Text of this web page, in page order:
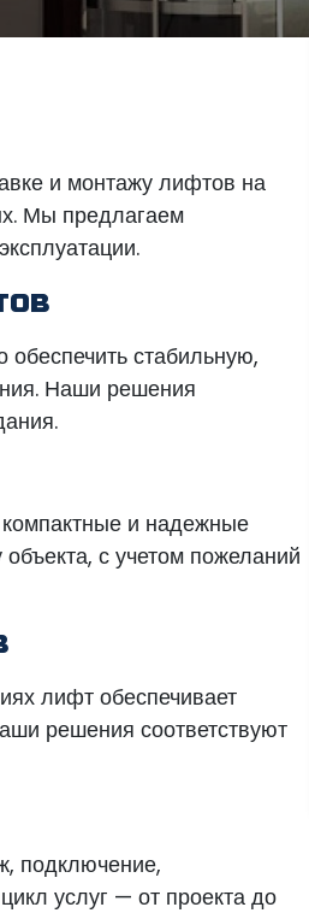
и монтажу лифтов на
Мы предлагаем
стабильную,
Наши решения
и надежные
с учетом пожеланий
лифт обеспечивает
решения соответствуют
подключение,
услуг — от проекта до